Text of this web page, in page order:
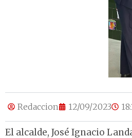
Redaccion 12/09/2023
El alcalde, José Ignacio